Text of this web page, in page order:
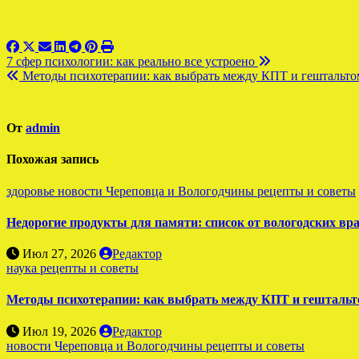
Навигация
по
7 сфер психологии: как реально все устроено
Методы психотерапии: как выбрать между КПТ и
От admin
Похожая запись
здоровье новости Череповца и Вологодчины рецепты и советы
Недорогие продукты для памяти: список от вологодских
Июл 27, 2026
Редактор
наука рецепты и советы
Методы психотерапии: как выбрать между КПТ и
Июл 19, 2026
Редактор
новости Череповца и Вологодчины рецепты и советы